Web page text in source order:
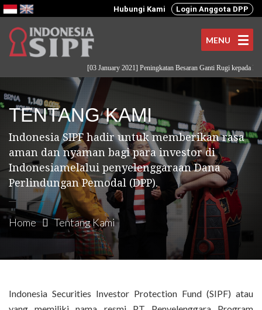
Hubungi Kami Login Anggota DPP
MENU
[03 January 2021] Peningkatan Besaran Ganti Rugi kepada
TENTANG KAMI
Indonesia SIPF hadir untuk memberikan rasa
aman dan nyaman bagi para investor di
Indonesiamelalui penyelenggaraan Dana
Perlindungan Pemodal (DPP).
Home Tentang Kami
Indonesia Securities Investor Protection Fund (SIPF) atau